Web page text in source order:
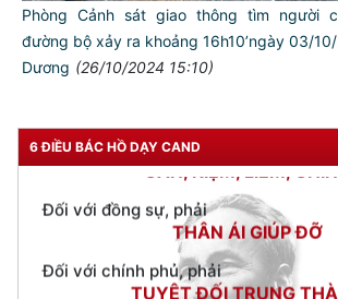
Phòng Cảnh sát giao thông tìm người
đường bộ xảy ra khoảng 16h10’ngày 03/
Dương (26/10/2024 15:10)
6 ĐIỀU BÁC HỒ DẠY CAND
TƯ CÁCH
NGƯỜI CÔNG AN CÁCH
Đối với tự mình, phải
Đối với đồng sự, phải
THÂN ÁI GIÚP ĐỠ
Đối với chính phủ, phải
TUYỆT ĐỐI TRUNG
Đối với nhân dân, phải
KÍNH TRỌNG LỄ